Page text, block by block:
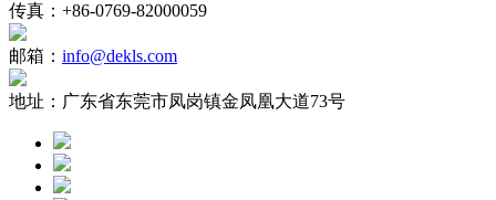
传真： +86-0769-82000059
邮箱： info@dekls.com
地址： 广东省东莞市凤岗镇金凤凰大道73号